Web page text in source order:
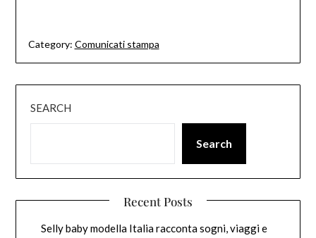
Category: Comunicati stampa
SEARCH
Search
Recent Posts
Selly baby modella Italia racconta sogni, viaggi e